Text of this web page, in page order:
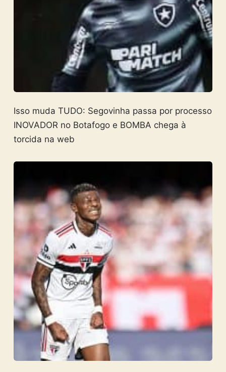
Isso muda TUDO: Segovinha passa por processo
INOVADOR no Botafogo e BOMBA chega à
torcida na web